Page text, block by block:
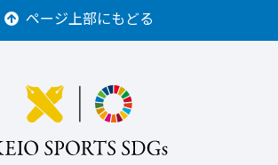
ページ上部にもどる